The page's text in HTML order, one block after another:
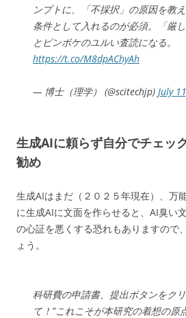
ンプトに、「不採択」の原因を教
条件として入れるのが必須。「厳
とピンボケのユルい査読になる。
https://t.co/M8dpAChyAh
— 博士（理学） (@scitechjp) July
生成AIに頼らず自分でチェッ
勧め
生成AIはまだ（２０２５年現在）、万
に生成AIに文面を作らせると、AI臭い
の心証を悪くする恐れもありますので
ょう。
科研費の申請書、提出ボタンをク
て！”これこそが本研究の着想の原